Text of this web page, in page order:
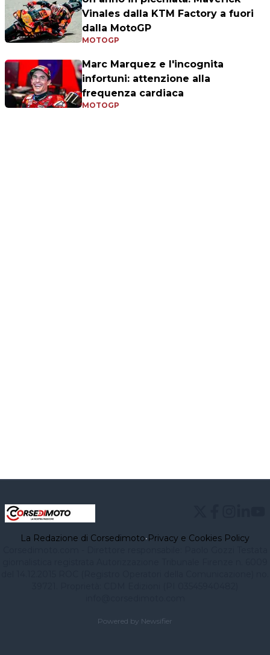
Vinales dalla KTM Factory a fuori
dalla MotoGP
MOTOGP
Marc Marquez e l'incognita
infortuni: attenzione alla
frequenza cardiaca
MOTOGP
La Redazione di Corsedimoto•Privacy e Cookies Policy
Powered by Newsifier